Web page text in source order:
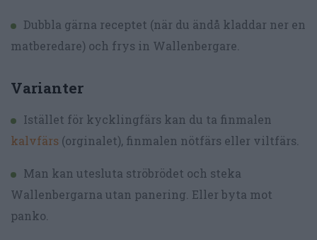
Dubbla gärna receptet (när du ändå kladdar ner en
matberedare) och frys in Wallenbergare.
Varianter
Istället för kycklingfärs kan du ta finmalen
kalvfärs (orginalet), finmalen nötfärs eller viltfärs.
Man kan utesluta ströbrödet och steka
Wallenbergarna utan panering. Eller byta mot
panko.